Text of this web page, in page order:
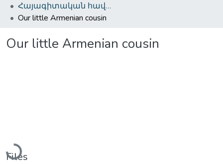
Հայագիտական հավաքածու / Armenica
Our little Armenian cousin
Our little Armenian cousin
Loading...
Files